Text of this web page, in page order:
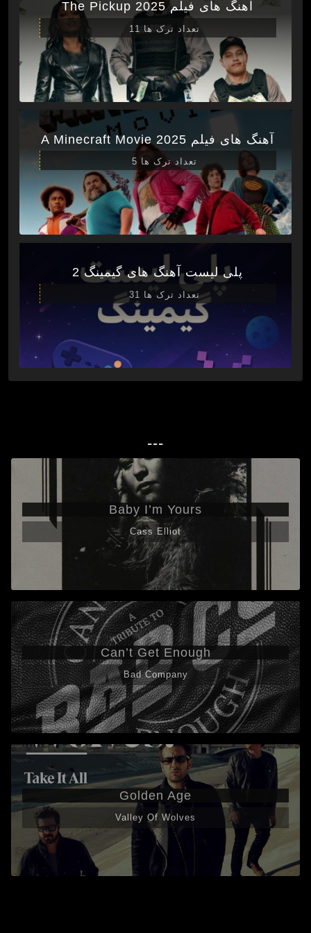
آهنگ های فیلم The Pickup 2025
تعداد ترک ها 11
آهنگ های فیلم A Minecraft Movie 2025
تعداد ترک ها 5
پلی لیست آهنگ های گیمینگ 2
تعداد ترک ها 31
---
Baby I’m Yours
Cass Elliot
Can’t Get Enough
Bad Company
Golden Age
Valley Of Wolves